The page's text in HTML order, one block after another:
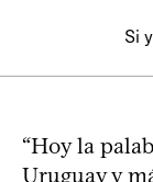
Si
“Hoy la
Uruguay y